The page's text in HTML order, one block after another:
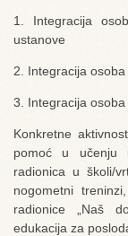
1. Integracija
ustanove
2. Integracija
3. Integracija
Konkretne
pomoć u učenju
radionica u školi/
nogometni
radionice „Naš
edukacija za